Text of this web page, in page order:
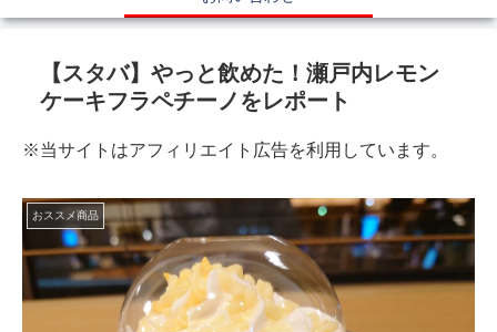
【スタバ】やっと飲めた！瀬戸内レモン
ケーキフラペチーノをレポート
※当サイトはアフィリエイト広告を利用しています。
おススメ商品